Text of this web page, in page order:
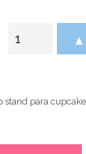
▲
stand para